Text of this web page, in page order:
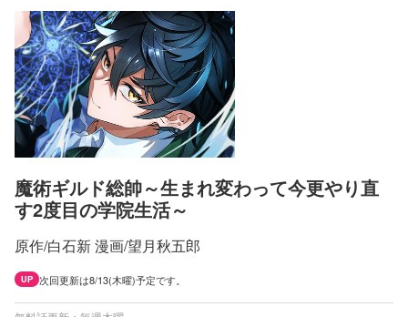
魔術ギルド総帥～生まれ変わって今更やり直
す2度目の学院生活～
原作/白石新 漫画/望月秋五郎
UP 次回更新は8/13(木曜)予定です。